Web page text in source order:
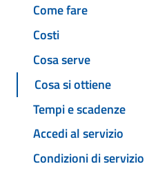
Come fare
Costi
Cosa serve
Cosa si ottiene
Tempi e scadenze
Accedi al servizio
Condizioni di servizio